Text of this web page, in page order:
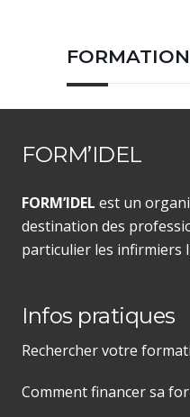
FORM’IDEL
FORM’IDEL est un
destination des
particulier les infirmiers
Infos pratiques
Rechercher votre
Comment financer sa